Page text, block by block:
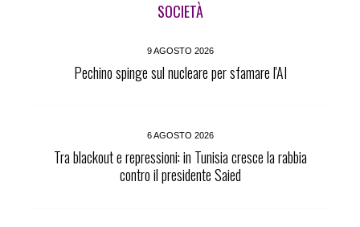
SOCIETÀ
9 AGOSTO 2026
Pechino spinge sul nucleare per sfamare l'AI
6 AGOSTO 2026
Tra blackout e repressioni: in Tunisia cresce la rabbia
contro il presidente Saied